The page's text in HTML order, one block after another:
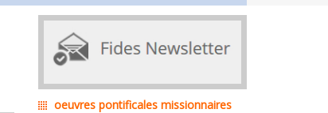
oeuvres pontificales missionnaires